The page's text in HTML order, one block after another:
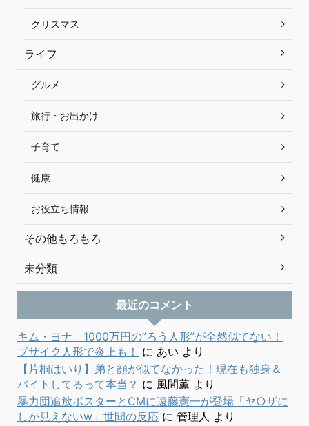
クリスマス
ライフ
グルメ
旅行・お出かけ
子育て
健康
お役立ち情報
その他もろもろ
未分類
最近のコメント
キム・ヨナ 1000万円の”ろう人形”が全然似てない！
ブサイク人形で炎上も！
に あい より
【片桐はいり】弟と顔が似てなかった！現在も独身＆
バイトしてるって本当？ に 風間薫 より
暴力団追放ポスターとCMに遠藤憲一が登場「ヤ○ザに
しか見えないw」世間の反応 に 管理人 より